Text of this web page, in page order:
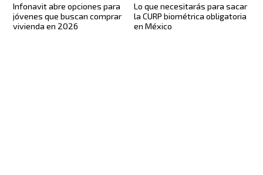
Infonavit abre opciones para
jóvenes que buscan comprar
vivienda en 2026
Lo que necesitarás para sacar
la CURP biométrica obligatoria
en México